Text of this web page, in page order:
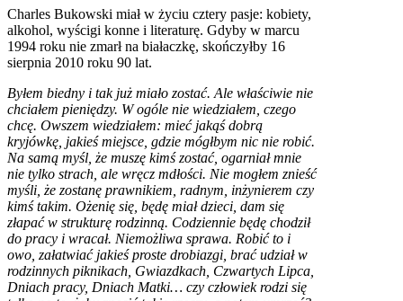
Charles Bukowski miał w życiu cztery pasje: kobiety,
alkohol, wyścigi konne i literaturę. Gdyby w marcu
1994 roku nie zmarł na białaczkę, skończyłby 16
sierpnia 2010 roku 90 lat.
Byłem biedny i tak już miało zostać. Ale właściwie nie
chciałem pieniędzy. W ogóle nie wiedziałem, czego
chcę. Owszem wiedziałem: mieć jakąś dobrą
kryjówkę, jakieś miejsce, gdzie mógłbym nic nie robić.
Na samą myśl, że muszę kimś zostać, ogarniał mnie
nie tylko strach, ale wręcz mdłości. Nie mogłem znieść
myśli, że zostanę prawnikiem, radnym, inżynierem czy
kimś takim. Ożenię się, będę miał dzieci, dam się
złapać w strukturę rodzinną. Codziennie będę chodził
do pracy i wracał. Niemożliwa sprawa. Robić to i
owo, załatwiać jakieś proste drobiazgi, brać udział w
rodzinnych piknikach, Gwiazdkach, Czwartych Lipca,
Dniach pracy, Dniach Matki… czy człowiek rodzi się